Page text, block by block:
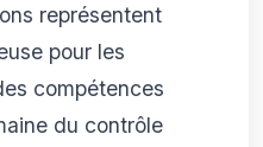
représentent
pour les
compétences
du contrôle